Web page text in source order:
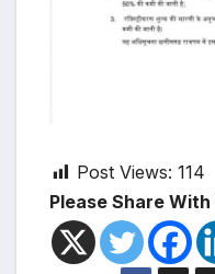
Post Views: 114
Please Share